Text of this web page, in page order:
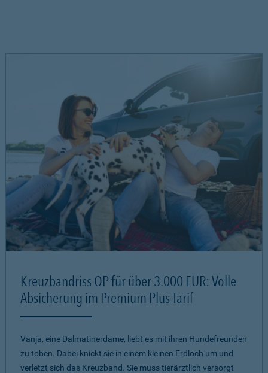
Kreuzbandriss OP für über 3.000 EUR: Volle
Absicherung im Premium Plus-Tarif
Vanja, eine Dalmatinerdame, liebt es mit ihren Hundefreunden
zu toben. Dabei knickt sie in einem kleinen Erdloch um und
verletzt sich das Kreuzband. Sie muss tierärztlich versorgt